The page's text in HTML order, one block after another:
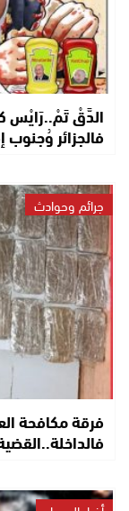
الدَّقْ تَمْ..رَايْس
فالجزائر وُجنوب
جرائم وحوادث